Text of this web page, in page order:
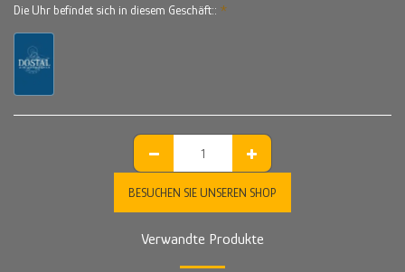
Die Uhr befindet sich in diesem Geschäft:: *
BESUCHEN SIE UNSEREN SHOP
Verwandte Produkte